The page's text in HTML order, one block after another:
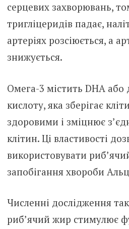
серцевих захворювань,
тригліцеридів падає,
артеріях розсіюється, а
знижується.
Омега-3 містить DHA або
кислоту, яка зберігає
здоровими і зміцнює
клітин. Ці властивості
використовувати
запобігання хвороби
Численні дослідження
риб’ячий жир стимулює